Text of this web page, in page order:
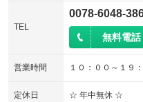
シートエアコン
：装備なし
TEL
0078-6048-
無料電話
営業時間 １０：００～１９
定休日 ☆ 年中無休 ☆